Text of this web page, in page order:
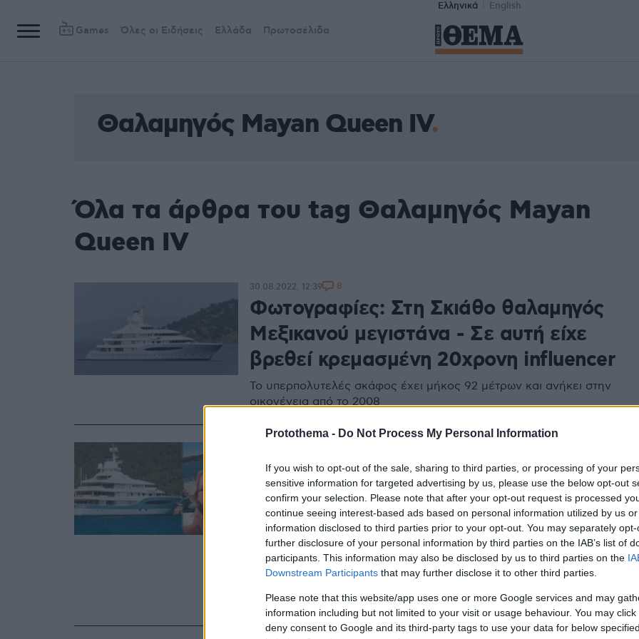
Protothema - Do Not Process My Personal Information
If you wish to opt-out of the sale, sharing to third parties, or processing of your
sensitive information for targeted advertising by us, please use the below opt-out
confirm your selection. Please note that after your opt-out request is processed
continue seeing interest-based ads based on personal information utilized by us
information disclosed to third parties prior to your opt-out. You may separately
further disclosure of your personal information by third parties on the IAB’s list of
participants. This information may also be disclosed by us to third parties on the
Downstream Participants that may further disclose it to other third parties.
Please note that this website/app uses one or more Google services and may
information including but not limited to your visit or usage behaviour. You may
deny consent to Google and its third-party tags to use your data for below
Ελληνικά English
Games Όλες οι Ειδήσεις Ελλάδα Πρωτοσέλιδα
Θαλαμηγός Mayan Queen IV
Όλα τα άρθρα του tag Θαλαμηγός Mayan
Queen IV
Φωτογραφίες: Στη Σκιάθο θαλαμηγός
Μεξικανού μεγιστάνα - Σε αυτή είχε
βρεθεί κρεμασμένη 20χρονη influencer
Το υπερπολυτελές σκάφος έχει μήκος 92 μέτρων και ανήκει στην
οικογένεια από το 2008
30.08.2022, 12:39 8
Επανέρχονται τα αναπάντητα
ερωτήματα για την 20χρονη καλλονή
που αυτοκτόνησε σε γιοτ στην
Κεφαλονιά
Η σορός της Σινέντ Μακναμάρα βρέθηκε τον Αύγουστο του 2018
βίντεο που δεν παραδόθηκε στον ιατροδικαστή